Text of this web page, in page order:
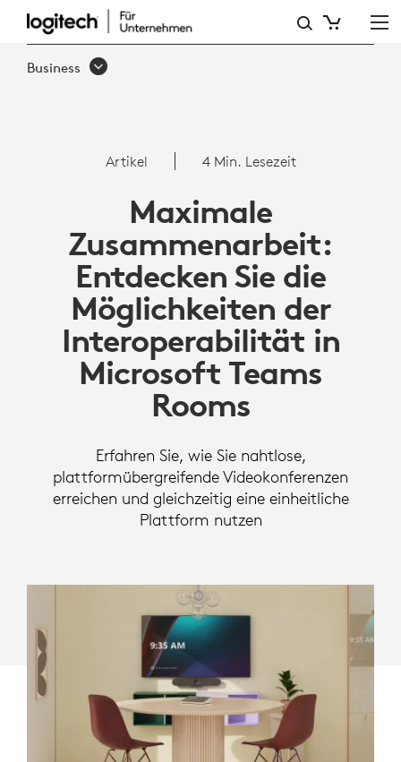
ARTIKEL:
INTEROPERABILITÄT
Business
Artikel 4 Min. Lesezeit
Maximale
Zusammenarbeit:
Entdecken Sie die
Möglichkeiten der
Interoperabilität in
Microsoft Teams
Rooms
Erfahren Sie, wie Sie nahtlose,
plattformübergreifende Videokonferenzen
erreichen und gleichzeitig eine einheitliche
Plattform nutzen